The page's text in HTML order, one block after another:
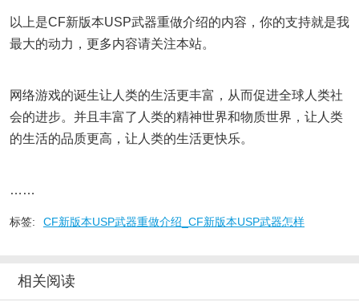
以上是CF新版本USP武器重做介绍的内容，你的支持就是我
最大的动力，更多内容请关注本站。
网络游戏的诞生让人类的生活更丰富，从而促进全球人类社
会的进步。并且丰富了人类的精神世界和物质世界，让人类
的生活的品质更高，让人类的生活更快乐。
……
标签: CF新版本USP武器重做介绍_CF新版本USP武器怎样
相关阅读